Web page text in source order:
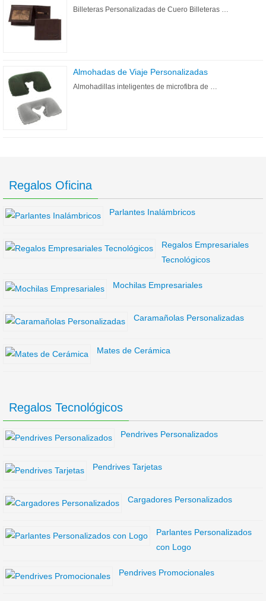
Billeteras Personalizadas de Cuero Billeteras …
Almohadas de Viaje Personalizadas
Almohadillas inteligentes de microfibra de …
Regalos Oficina
Parlantes Inalámbricos
Regalos Empresariales
Tecnológicos
Mochilas Empresariales
Caramañolas Personalizadas
Mates de Cerámica
Regalos Tecnológicos
Pendrives Personalizados
Pendrives Tarjetas
Cargadores Personalizados
Parlantes Personalizados
con Logo
Pendrives Promocionales